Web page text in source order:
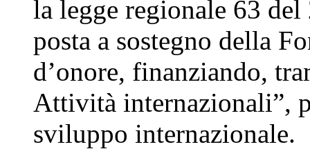
la legge regionale 63 del
posta a sostegno della
d’onore, finanziando,
Attività internazionali”,
sviluppo internazionale.